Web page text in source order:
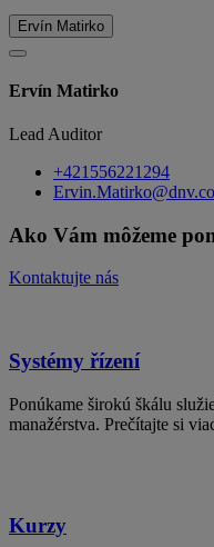
Ervín Matirko
Ervín Matirko
Lead Auditor
+421556221294
Ako Vám môžeme
Kontaktujte nás
Systémy řízení
Ponúkame širokú škálu
manažérstva. Prečítajte si
Kurzy